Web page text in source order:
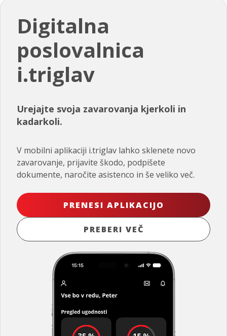
Digitalna
poslovalnica
i.triglav
Urejajte svoja zavarovanja kjerkoli in
kadarkoli.
V mobilni aplikaciji i.triglav lahko sklenete novo
zavarovanje, prijavite škodo, podpišete
dokumente, naročite asistenco in še veliko več.
PRENESI APLIKACIJO
PREBERI VEČ